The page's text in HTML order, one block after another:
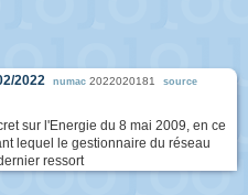
2022 numac 2022020181 source
sur l'Energie du 8 mai 2009, en ce
lequel le gestionnaire du réseau
ressort